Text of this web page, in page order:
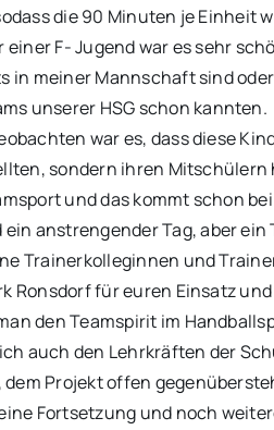
die 90 Minuten je Einheit
einer F- Jugend war es sehr
in meiner Mannschaft sind
unserer HSG schon kannten.
war es, dass diese
sondern ihren Mitschülern
und das kommt schon
anstrengender Tag, aber
Trainerkolleginnen und
Ronsdorf für euren Einsatz
den Teamspirit im
auch den Lehrkräften der
dem Projekt offen
Fortsetzung und noch